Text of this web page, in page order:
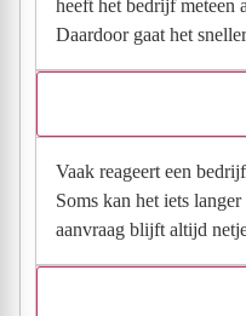
heeft het bedrijf meteen
Daardoor gaat het
Vaak reageert een
Soms kan het iets
aanvraag blijft altijd